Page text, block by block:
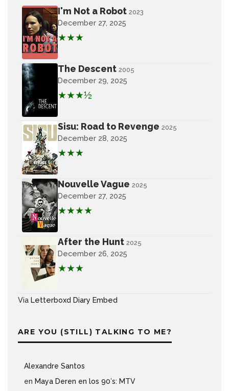
I'm Not a Robot 2023
December 27, 2025
★★★
The Descent 2005
December 29, 2025
★★★½
Sisu: Road to Revenge 2025
December 28, 2025
★★★
Nouvelle Vague 2025
December 27, 2025
★★★★
After the Hunt 2025
December 26, 2025
★★★
Via Letterboxd Diary Embed
ARE YOU (STILL) TALKING TO ME?
Alexandre Santos
en Maya Deren en los 90′s: MTV